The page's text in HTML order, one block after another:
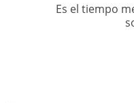
Es el tiempo